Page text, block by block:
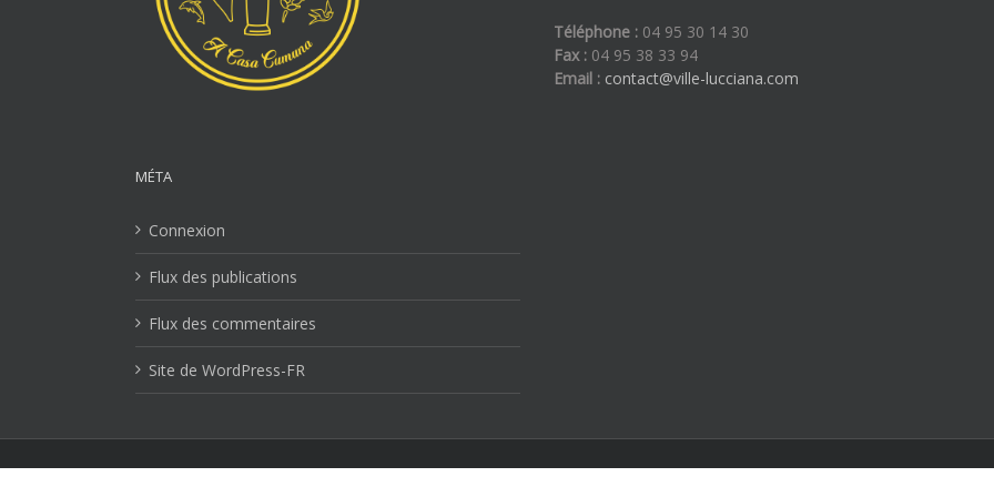
MÉTA
Connexion
Flux des publications
Flux des commentaires
Site de WordPress-FR
Téléphone :04 95 30 14 30
Fax :04 95 38 33 94
Email : contact@ville-lucciana.com